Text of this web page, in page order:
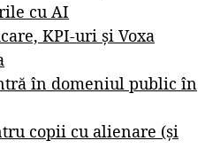
cu AI
KPI-uri și Voxa
în domeniul public în
copii cu alienare (și